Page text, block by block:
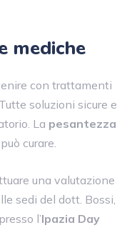
mediche
con trattamenti
soluzioni sicure e
La pesantezza
curare.
una valutazione
sedi del dott. Bossi,
l’Ipazia Day